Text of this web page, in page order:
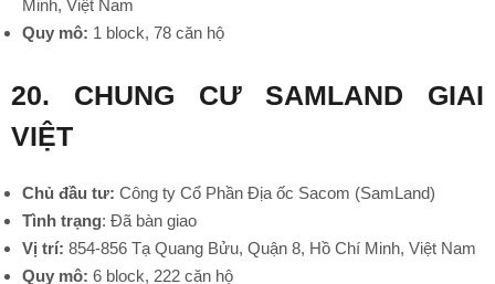
•
Minh, Việt Nam
Quy mô: 1 block, 78 căn hộ
20. CHUNG CƯ SAMLAND GIAI
VIỆT
Chủ đầu tư: Công ty Cổ Phần Địa ốc Sacom (SamLand)
Tình trạng: Đã bàn giao
Vị trí: 854-856 Tạ Quang Bửu, Quận 8, Hồ Chí Minh, Việt Nam
Quy mô: 6 block, 222 căn hộ